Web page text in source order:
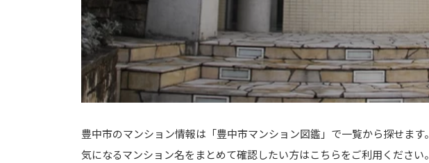
豊中市のマンション情報は「豊中市マンション図鑑」で一覧から探せます。
気になるマンション名をまとめて確認したい方はこちらをご利用ください。